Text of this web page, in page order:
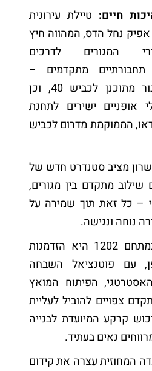
חיים: טיילת עירונית
נחל הדס, המהווה חיץ
המגורים לדרכים
תחבורתיים מתקדמים –
התוכנית כוללת חיבור מתוכנן לכביש 40, וכן
אופניים ישירים לתחנת
הממוקמת מדרום לכביש
מציב סטנדרט חדש של
שילוב מתקדם בין מגורים,
– כל זאת תוך שמירה על
נוחה ונגישה.
השקעה בקרקעות במתחם 1202 היא הזדמנות
עם פוטנציאל השבחה
הפיתוח המואץ
צפויים להוביל לעליית
קרקע המיועדת לבנייה
נאים בעתיד.
המחוזית עצרה את קידום